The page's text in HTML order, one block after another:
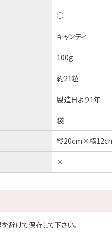
○
キャンディ
100g
約21粒
製造日より1年
袋
縦20cm×横
×
避けて保存して下さい。